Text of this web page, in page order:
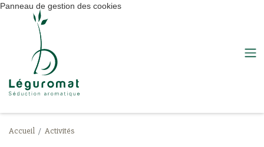
Accueil Activités
Panneau de gestion des cookies